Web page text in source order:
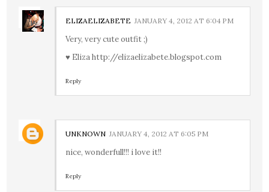
ELIZAELIZABETE JANUARY 4, 2012 AT 6:04 PM
Very, very cute outfit ;)
♥ Eliza http://elizaelizabete.blogspot.com
Reply
UNKNOWN JANUARY 4, 2012 AT 6:05 PM
nice, wonderfull!!! i love it!!
Reply